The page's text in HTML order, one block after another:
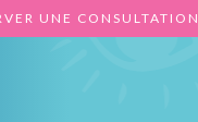
UNE CONSULTATION